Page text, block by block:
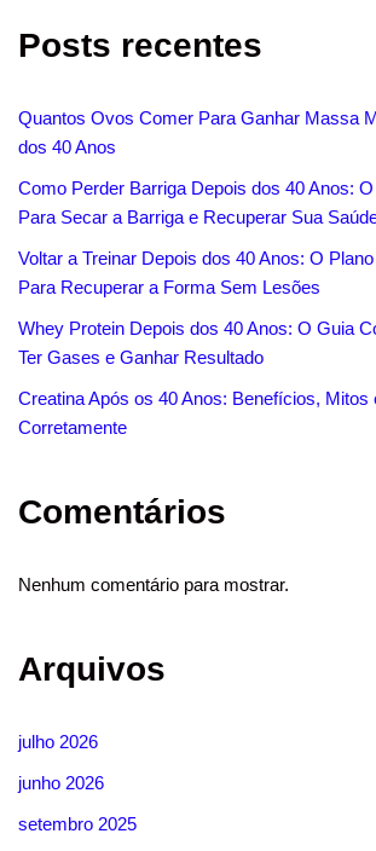
Posts recentes
Quantos Ovos Comer Para Ganhar Massa
dos 40 Anos
Como Perder Barriga Depois dos 40 Anos:
Para Secar a Barriga e Recuperar Sua
Voltar a Treinar Depois dos 40 Anos: O
Para Recuperar a Forma Sem Lesões
Whey Protein Depois dos 40 Anos: O Guia
Ter Gases e Ganhar Resultado
Creatina Após os 40 Anos: Benefícios, Mitos
Corretamente
Comentários
Nenhum comentário para mostrar.
Arquivos
julho 2026
junho 2026
setembro 2025